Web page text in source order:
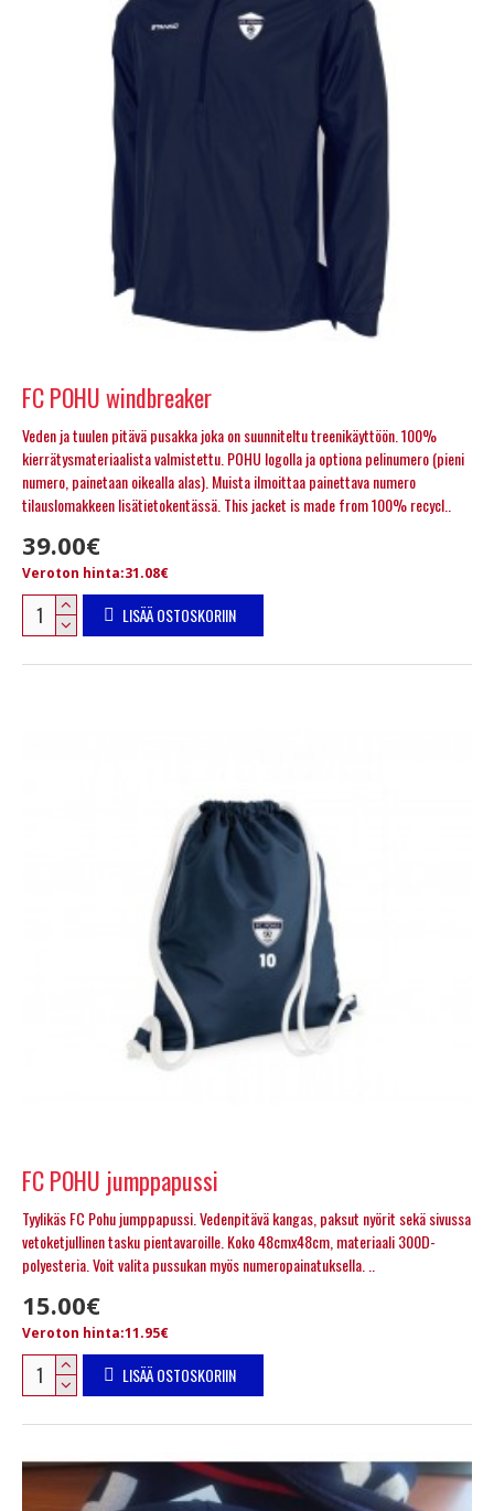
FC POHU windbreaker
Veden ja tuulen pitävä pusakka joka on suunniteltu treenikäyttöön. 100%
kierrätysmateriaalista valmistettu. POHU logolla ja optiona pelinumero (pieni
numero, painetaan oikealla alas). Muista ilmoittaa painettava numero
tilauslomakkeen lisätietokentässä. This jacket is made from 100% recycl..
39.00€
Veroton hinta:31.08€
LISÄÄ OSTOSKORIIN
FC POHU jumppapussi
Tyylikäs FC Pohu jumppapussi. Vedenpitävä kangas, paksut nyörit sekä sivussa
vetoketjullinen tasku pientavaroille. Koko 48cmx48cm, materiaali 300D-
polyesteria. Voit valita pussukan myös numeropainatuksella. ..
15.00€
Veroton hinta:11.95€
LISÄÄ OSTOSKORIIN